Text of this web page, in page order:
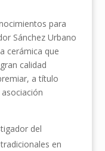
para
Sánchez Urbano
cerámica que
calidad
a título
del
en